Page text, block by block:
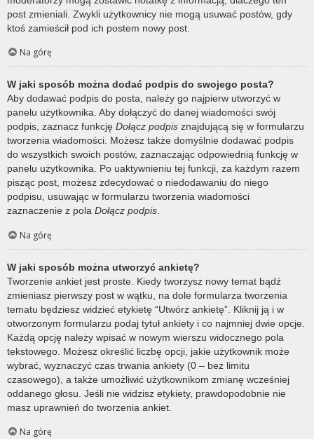
post zmieniali. Zwykli użytkownicy nie mogą usuwać postów, gdy
ktoś zamieścił pod ich postem nowy post.
Na górę
W jaki sposób można dodać podpis do swojego posta?
Aby dodawać podpis do posta, należy go najpierw utworzyć w
panelu użytkownika. Aby dołączyć do danej wiadomości swój
podpis, zaznacz funkcję Dołącz podpis znajdującą się w formularzu
tworzenia wiadomości. Możesz także domyślnie dodawać podpis
do wszystkich swoich postów, zaznaczając odpowiednią funkcję w
panelu użytkownika. Po uaktywnieniu tej funkcji, za każdym razem
pisząc post, możesz zdecydować o niedodawaniu do niego
podpisu, usuwając w formularzu tworzenia wiadomości
zaznaczenie z pola Dołącz podpis.
Na górę
W jaki sposób można utworzyć ankietę?
Tworzenie ankiet jest proste. Kiedy tworzysz nowy temat bądź
zmieniasz pierwszy post w wątku, na dole formularza tworzenia
tematu będziesz widzieć etykietę “Utwórz ankietę”. Kliknij ją i w
otworzonym formularzu podaj tytuł ankiety i co najmniej dwie opcje.
Każdą opcję należy wpisać w nowym wierszu widocznego pola
tekstowego. Możesz określić liczbę opcji, jakie użytkownik może
wybrać, wyznaczyć czas trwania ankiety (0 – bez limitu
czasowego), a także umożliwić użytkownikom zmianę wcześniej
oddanego głosu. Jeśli nie widzisz etykiety, prawdopodobnie nie
masz uprawnień do tworzenia ankiet.
Na górę